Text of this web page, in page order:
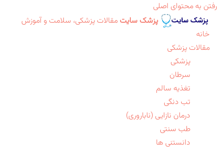
رفتن به محتوای اصلی
پزشک سایت مقالات پزشکی، سلامت و آموزش
خانه
مقالات پزشکی
پزشکی
سرطان
تغذیه سالم
تب دنگی
درمان نازایی (ناباروری)
طب سنتی
دانستنی ها